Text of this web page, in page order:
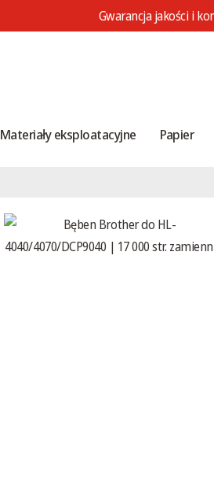
Gwarancja jakości i
Materiały eksploatacyjne Papier